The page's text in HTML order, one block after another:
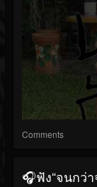
Comments
🎧ฟัง“จนกว่